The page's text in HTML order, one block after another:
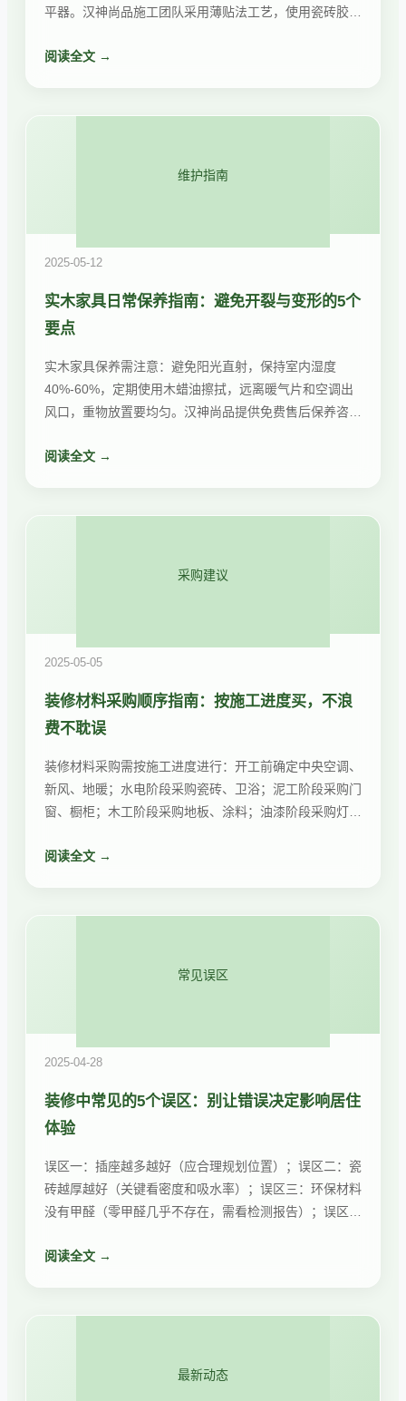
平器。汉神尚品施工团队采用薄贴法工艺，使用瓷砖胶代
阅读全文 →
维护指南
2025-05-12
实木家具日常保养指南：避免开裂与变形的5个
要点
实木家具保养需注意：避免阳光直射，保持室内湿度
40%-60%，定期使用木蜡油擦拭，远离暖气片和空调出
风口，重物放置要均匀。汉神尚品提供免费售后保养咨询
阅读全文 →
采购建议
2025-05-05
装修材料采购顺序指南：按施工进度买，不浪
费不耽误
装修材料采购需按施工进度进行：开工前确定中央空调、
新风、地暖；水电阶段采购瓷砖、卫浴；泥工阶段采购门
窗、橱柜；木工阶段采购地板、涂料；油漆阶段采购灯
力。
阅读全文 →
常见误区
2025-04-28
装修中常见的5个误区：别让错误决定影响居住
体验
误区一：插座越多越好（应合理规划位置）；误区二：瓷
砖越厚越好（关键看密度和吸水率）；误区三：环保材料
没有甲醛（零甲醛几乎不存在，需看检测报告）；误区
五：装修后马上入住（至少通风3-6个月）。
阅读全文 →
最新动态